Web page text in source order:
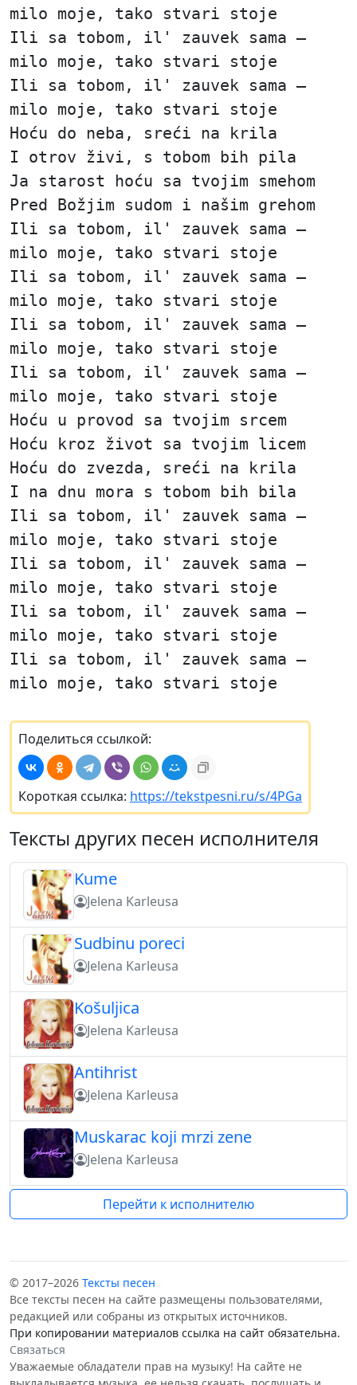
milo moje, tako stvari stoje
Ili sa tobom, il' zauvek sama —
milo moje, tako stvari stoje
Ili sa tobom, il' zauvek sama —
milo moje, tako stvari stoje
Hoću do neba, sreći na krila
I otrov živi, s tobom bih pila
Ja starost hoću sa tvojim smehom
Pred Božjim sudom i našim grehom
Ili sa tobom, il' zauvek sama —
milo moje, tako stvari stoje
Ili sa tobom, il' zauvek sama —
milo moje, tako stvari stoje
Ili sa tobom, il' zauvek sama —
milo moje, tako stvari stoje
Ili sa tobom, il' zauvek sama —
milo moje, tako stvari stoje
Hoću u provod sa tvojim srcem
Hoću kroz život sa tvojim licem
Hoću do zvezda, sreći na krila
I na dnu mora s tobom bih bila
Ili sa tobom, il' zauvek sama —
milo moje, tako stvari stoje
Ili sa tobom, il' zauvek sama —
milo moje, tako stvari stoje
Ili sa tobom, il' zauvek sama —
milo moje, tako stvari stoje
Ili sa tobom, il' zauvek sama —
milo moje, tako stvari stoje
Поделиться ссылкой:
Короткая ссылка: https://tekstpesni.ru/s/4PGa
Тексты других песен исполнителя
Kume
Jelena Karleusa
Sudbinu poreci
Jelena Karleusa
Košuljica
Jelena Karleusa
Antihrist
Jelena Karleusa
Muskarac koji mrzi zene
Jelena Karleusa
Перейти к исполнителю
© 2017–2026 Тексты песен
Все тексты песен на сайте размещены пользователями,
редакцией или собраны из открытых источников.
При копировании материалов ссылка на сайт обязательна.
Связаться
Уважаемые обладатели прав на музыку! На сайте не